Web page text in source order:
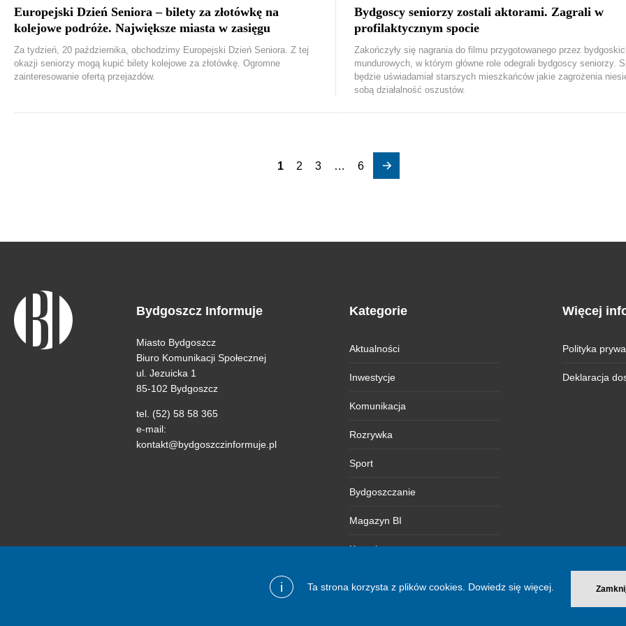
i Ta strona korzysta z plików cookies. Dowiedz się więcej.
Europejski Dzień Seniora – bilety za złotówkę na
kolejowe podróże. Największe miasta w zasięgu
Za tydzień, 20 października, obchodzimy Europejski Dzień Seniora. Z tej
okazji seniorzy mogą kupić bilety kolejowe za złotówkę. Ogromne
zainteresowanie ofertą przejazdów.
Bydgoscy seniorzy zostali aktorami. Zagrali w
profilaktycznym spocie
Zakończyły się nagrania do filmu przygotowanego przez
mundurowych, w którym główne role odegrali bydgoscy seniorzy.
będzie uświadamiał starszych mieszkańców jakie zagrożenia
sobą działalność oszustów.
1 2 3 … 6
Bydgoszcz Informuje
Miasto Bydgoszcz
Biuro Komunikacji Społecznej
ul. Jezuicka 1
85-102 Bydgoszcz
tel. (52) 58 58 365
e-mail:
kontakt@bydgoszczinformuje.pl
Kategorie
Aktualności
Inwestycje
Komunikacja
Rozrywka
Sport
Bydgoszczanie
Magazyn BI
Kontakt
Więcej
Polityka
Deklaracja